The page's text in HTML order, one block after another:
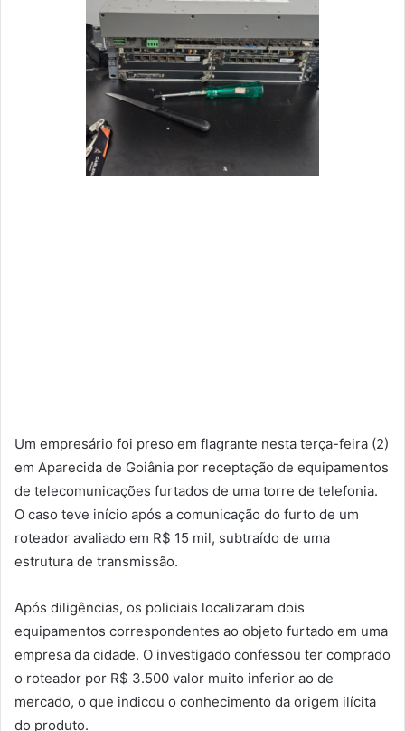
Um empresário foi preso em flagrante nesta terça-feira (2)
em Aparecida de Goiânia por receptação de equipamentos
de telecomunicações furtados de uma torre de telefonia.
O caso teve início após a comunicação do furto de um
roteador avaliado em R$ 15 mil, subtraído de uma
estrutura de transmissão.
Após diligências, os policiais localizaram dois
equipamentos correspondentes ao objeto furtado em uma
empresa da cidade. O investigado confessou ter comprado
o roteador por R$ 3.500 valor muito inferior ao de
mercado, o que indicou o conhecimento da origem ilícita
do produto.